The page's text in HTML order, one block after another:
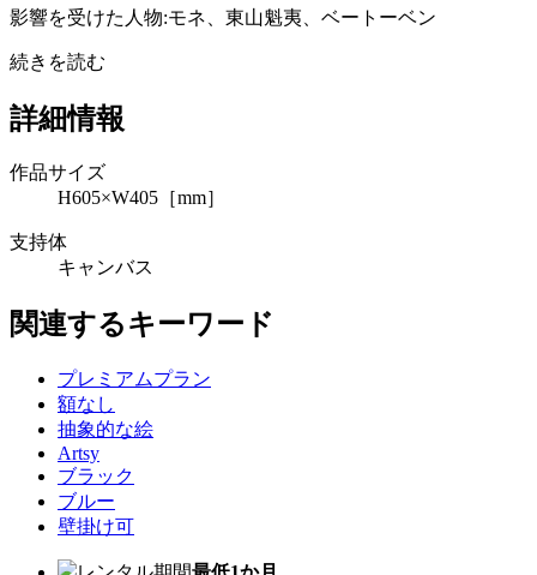
影響を受けた人物:モネ、東山魁夷、ベートーベン
続きを読む
詳細情報
作品サイズ
H605×W405［mm］
支持体
キャンバス
関連するキーワード
プレミアムプラン
額なし
抽象的な絵
Artsy
ブラック
ブルー
壁掛け可